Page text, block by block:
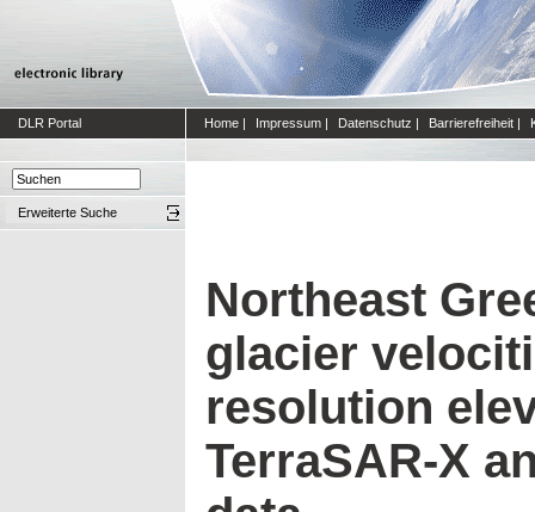
DLR Portal Home | Impressum | Datenschutz | Barrierefreiheit |
Erweiterte Suche
Northeast
glacier
resolution
TerraSAR-X